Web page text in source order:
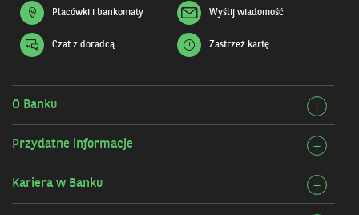
Placówki i bankomaty Wyślij wiadomość
Czat z doradcą
Otwiera
się
Zastrzeż kartę
O Banku +
O
Przydatne informacje +
Kariera w Banku +